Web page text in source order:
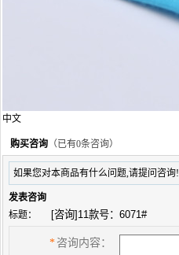
中文
购买咨询 （已有0条咨询）
如果您对本商品有什么问题,请提问咨询!
发表咨询
标题：
* 咨询内容：